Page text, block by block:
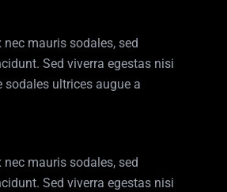
mauris sodales, sed
Sed viverra egestas nisi
sodales ultrices augue a
mauris sodales, sed
Sed viverra egestas nisi